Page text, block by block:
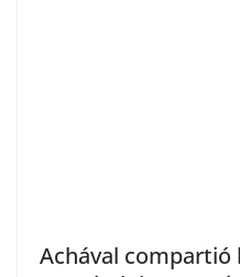
Achával compartió